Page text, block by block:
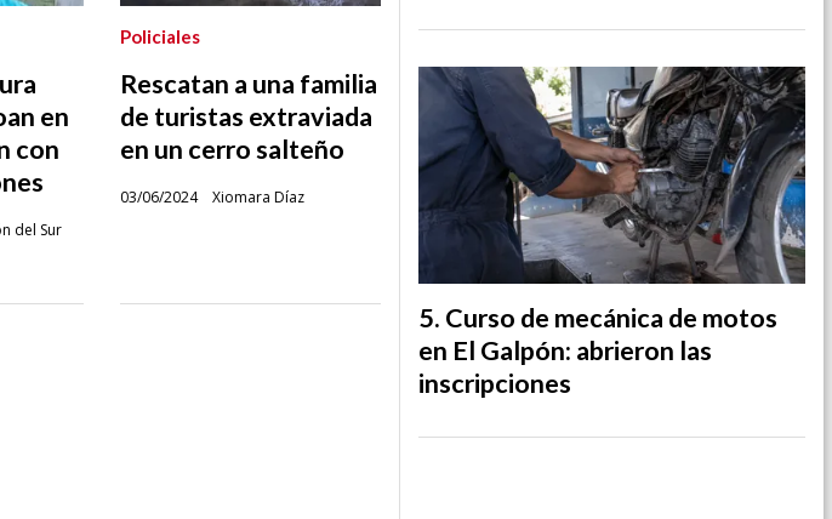
en
con
del Sur
Rescatan a una familia
de turistas extraviada
en un cerro salteño
Xiomara Díaz
Policiales
03/06/2024
Curso de mecánica de motos
en El Galpón: abrieron las
inscripciones